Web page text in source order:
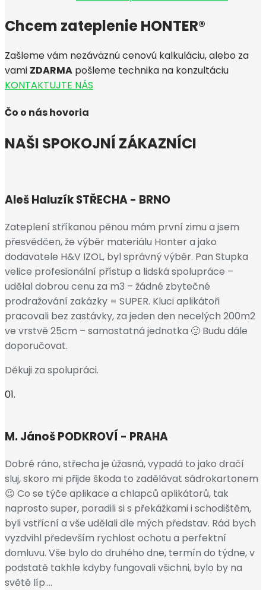
Chcem zateplenie HONTER®
Zašleme vám nezáväznú cenovú kalkuláciu, alebo za
vami ZDARMA pošleme technika na konzultáciu
KONTAKTUJTE NÁS
Čo o nás hovoria
NAŠI SPOKOJNÍ ZÁKAZNÍCI
Aleš HaluzíkSTŘECHA - BRNO
Zateplení stříkanou pěnou mám první zimu a jsem
přesvědčen, že výběr materiálu Honter a jako
dodavatele H&V IZOL, byl správný výběr. Pan Stupka
velice profesionální přístup a lidská spolupráce –
udělal dobrou cenu za m3 – žádné zbytečné
prodražování zakázky = SUPER. Kluci aplikátoři
pracovali bez zastávky, za jeden den necelých 200m2
ve vrstvě 25cm – samostatná jednotka 🙂 Budu dále
doporučovat.
Děkuji za spolupráci.
01.
M. JánošPODKROVÍ - PRAHA
Dobré ráno, střecha je úžasná, vypadá to jako dračí
sluj, skoro mi přijde škoda to zadělávat sádrokartonem
😉 Co se týče aplikace a chlapců aplikátorů, tak
naprosto super, poradili si s překážkami i schodištěm,
byli vstřícní a vše udělali dle mých představ. Rád bych
vyzdvihl především rychlost ochotu a perfektní
domluvu. Vše bylo do druhého dne, termín do týdne, v
podstatě takhle kdyby fungovali všichni, bylo by na
světě líp….